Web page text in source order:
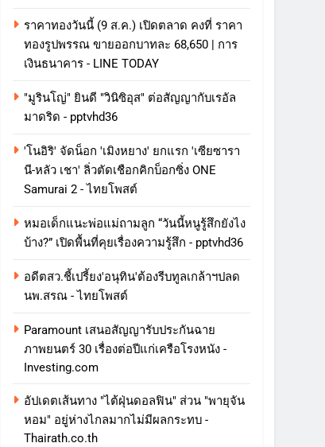
ราคาทองวันนี้ (9 ส.ค.) เปิดตลาด คงที่ ราคา
ทองรูปพรรณ ขายออกบาทละ 68,650 | การ
เงินธนาคาร - LINE TODAY
"มูรินโญ่" ยินดี "วินิซิอุส" ต่อสัญญากับเรอัล
มาดริด - pptvhd36
'โนอิริ' จัดน็อก 'เมิงหยาง' ยกแรก 'เซียซารา
นี-หลัว เชา' ลิ่วตัดเชือกคิกบ็อกซิ่ง ONE
Samurai 2 - ไทยโพสต์
หมอเด็กแนะพ่อแม่ถามลูก “วันนี้หนูรู้สึกยังไง
บ้าง?” เปิดพื้นที่คุยเรื่องความรู้สึก - pptvhd36
อดีตสว.ชี้เปรี้ยง'อนุทิน'ต้องรีบทูลเกล้าฯปลด
นพ.สรณ - ไทยโพสต์
Paramount เสนอสัญญารับประกันฉาย
ภาพยนตร์ 30 เรื่องต่อปีแก่เครือโรงหนัง -
Investing.com
อัปเดตเส้นทาง "ไต้ฝุ่นดอลฟิน" ส่วน "พายุจัน
หอม" อยู่ห่างไกลมากไม่มีผลกระทบ -
Thairath.co.th